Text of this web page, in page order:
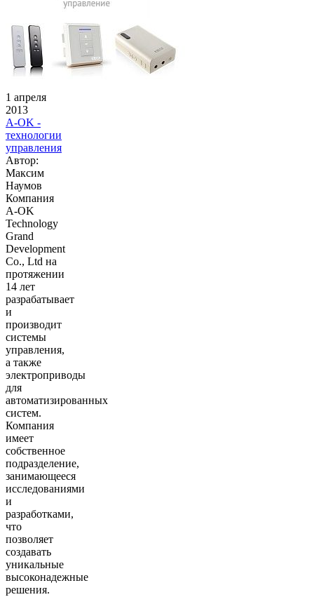
1 апреля
2013
A-OK -
технологии
управления
Автор:
Максим
Наумов
Компания
A-OK
Technology
Grand
Development
Co., Ltd на
протяжении
14 лет
разрабатывает
и
производит
системы
управления,
а также
электроприводы
для
автоматизированных
систем.
Компания
имеет
собственное
подразделение,
занимающееся
исследованиями
и
разработками,
что
позволяет
создавать
уникальные
высоконадежные
решения.